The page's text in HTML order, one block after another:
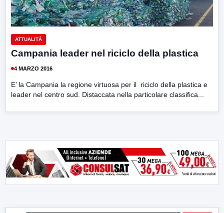
ATTUALITÀ
Campania leader nel riciclo della plastica
4 MARZO 2016
E’ la Campania la regione virtuosa per il riciclo della plastica e
leader nel centro sud. Distaccata nella particolare classifica...